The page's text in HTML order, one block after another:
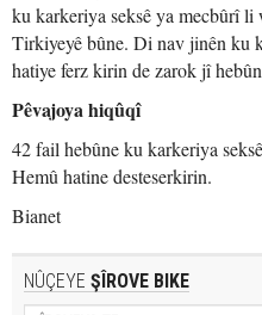
ku karkeriya seksê ya mecbûrî
Tirkiyeyê bûne. Di nav jinên ku
hatiye ferz kirin de zarok jî
Pêvajoya hiqûqî
42 fail hebûne ku karkeriya
Hemû hatine desteserkirin.
Bianet
NÛÇEYE ŞÎROVE BIKE